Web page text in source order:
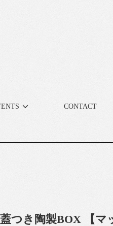
CONTACT
つき陶製BOX 【マ